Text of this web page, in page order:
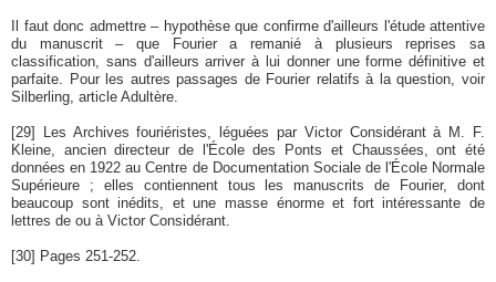
Il faut donc admettre – hypothèse que confirme d'ailleurs l'étude attentive
du manuscrit – que Fourier a remanié à plusieurs reprises sa
classification, sans d'ailleurs arriver à lui donner une forme définitive et
parfaite. Pour les autres passages de Fourier relatifs à la question, voir
Silberling, article Adultère.
[29]
Les Archives fouriéristes, léguées par Victor Considérant à M. F.
Kleine, ancien directeur de l'École des Ponts et Chaussées, ont été
données en 1922 au Centre de Documentation Sociale de l'École Normale
Supérieure ; elles contiennent tous les manuscrits de Fourier, dont
beaucoup sont inédits, et une masse énorme et fort intéressante de
lettres de ou à Victor Considérant.
[30] Pages 251-252.